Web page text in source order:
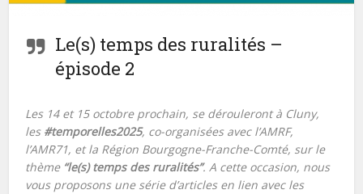
Le(s) temps des ruralités –
épisode 2
Les 14 et 15 octobre prochain, se dérouleront à Cluny,
les #temporelles2025, co-organisées avec l’AMRF,
l’AMR71, et la Région Bourgogne-Franche-Comté, sur le
thème “le(s) temps des ruralités”. A cette occasion, nous
vous proposons une série d’articles en lien avec les